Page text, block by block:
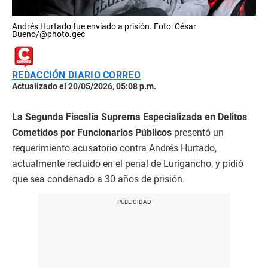
Andrés Hurtado fue enviado a prisión. Foto: César
Bueno/@photo.gec
REDACCIÓN DIARIO CORREO
Actualizado el 20/05/2026, 05:08 p.m.
La Segunda Fiscalía Suprema Especializada en Delitos
Cometidos por Funcionarios Públicos presentó un
requerimiento acusatorio contra Andrés Hurtado,
actualmente recluido en el penal de Lurigancho, y pidió
que sea condenado a 30 años de prisión.